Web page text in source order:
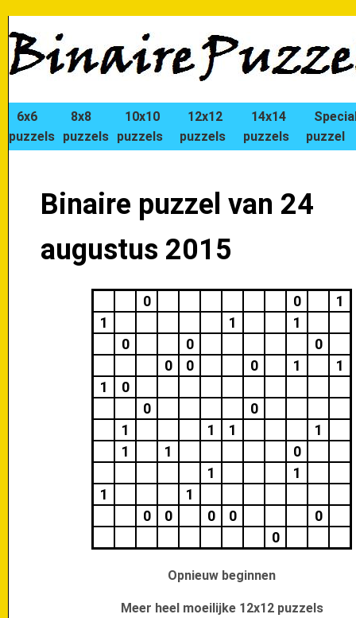
6x6
puzzels
8x8
puzzels
10x10
puzzels
12x12
puzzels
14x14
puzzels
puzzel
Binaire puzzel van 24
augustus 2015
0 0
1
1
1
1
0
0
0
0
0 0 1
1
1
0
0
0
1
1 1
1
1
1
0
1
1
1
1
0
0 0 0
0
0
Opnieuw beginnen
Meer heel moeilijke 12x12 puzzels